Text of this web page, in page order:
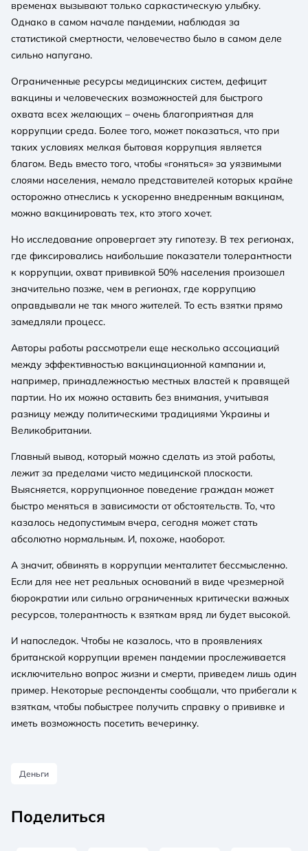
временах вызывают только саркастическую улыбку.
Однако в самом начале пандемии, наблюдая за
статистикой смертности, человечество было в самом деле
сильно напугано.
Ограниченные ресурсы медицинских систем, дефицит
вакцины и человеческих возможностей для быстрого
охвата всех желающих – очень благоприятная для
коррупции среда. Более того, может показаться, что при
таких условиях мелкая бытовая коррупция является
благом. Ведь вместо того, чтобы «гоняться» за уязвимыми
слоями населения, немало представителей которых крайне
осторожно отнеслись к ускоренно внедренным вакцинам,
можно вакцинировать тех, кто этого хочет.
Но исследование опровергает эту гипотезу. В тех регионах,
где фиксировались наибольшие показатели толерантности
к коррупции, охват прививкой 50% населения произошел
значительно позже, чем в регионах, где коррупцию
оправдывали не так много жителей. То есть взятки прямо
замедляли процесс.
Авторы работы рассмотрели еще несколько ассоциаций
между эффективностью вакцинационной кампании и,
например, принадлежностью местных властей к правящей
партии. Но их можно оставить без внимания, учитывая
разницу между политическими традициями Украины и
Великобритании.
Главный вывод, который можно сделать из этой работы,
лежит за пределами чисто медицинской плоскости.
Выясняется, коррупционное поведение граждан может
быстро меняться в зависимости от обстоятельств. То, что
казалось недопустимым вчера, сегодня может стать
абсолютно нормальным. И, похоже, наоборот.
А значит, обвинять в коррупции менталитет бессмысленно.
Если для нее нет реальных оснований в виде чрезмерной
бюрократии или сильно ограниченных критически важных
ресурсов, толерантность к взяткам вряд ли будет высокой.
И напоследок. Чтобы не казалось, что в проявлениях
британской коррупции времен пандемии прослеживается
исключительно вопрос жизни и смерти, приведем лишь один
пример. Некоторые респонденты сообщали, что прибегали к
взяткам, чтобы побыстрее получить справку о прививке и
иметь возможность посетить вечеринку.
Деньги
Поделиться